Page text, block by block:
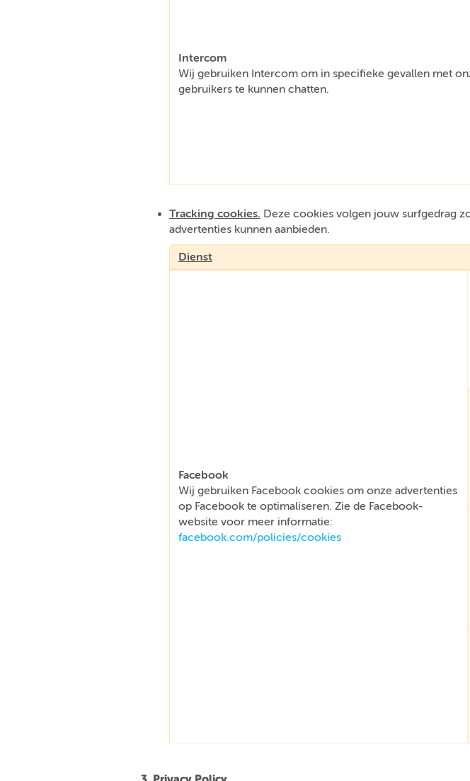
Intercom
Wij gebruiken Intercom om in specifieke gevallen met
gebruikers te kunnen chatten.
Tracking cookies. Deze cookies volgen jouw surfgedrag
advertenties kunnen aanbieden.
Dienst
Facebook
Wij gebruiken Facebook cookies om onze advertenties
op Facebook te optimaliseren. Zie de Facebook-
website voor meer informatie:
facebook.com/policies/cookies